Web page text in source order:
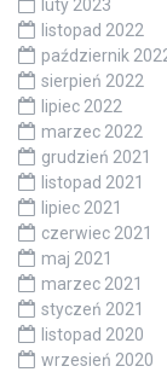
luty 2023
listopad 2022
październik
sierpień 2022
lipiec 2022
marzec 2022
grudzień 2021
listopad 2021
lipiec 2021
czerwiec 2021
maj 2021
marzec 2021
styczeń 2021
listopad 2020
wrzesień 2020